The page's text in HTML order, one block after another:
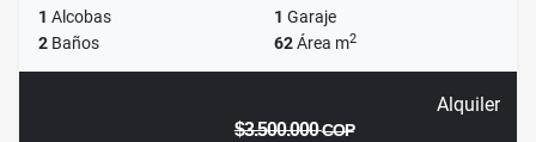
1 Alcobas 1 Garaje
2 Baños 62Área m2
Alquiler
$3.500.000COP